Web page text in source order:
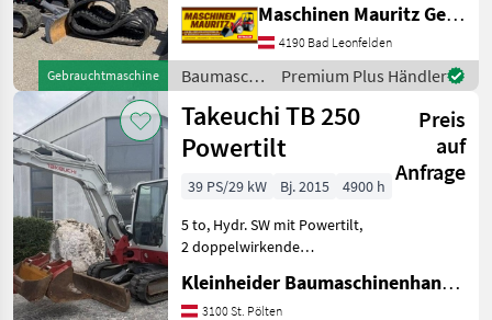
KATEGORIE
WÄHLEN
Bautechnik
10
MARKTPLATZ
Marktplatz Händlerangebote Kleinanzeigen
Gebrauchtmaschine
Schnellwechsler, 1x
Grabenräumlöffel neu, 1x
Tieflöffel, 2x DW
Hydraulikkreis vorne pro
Maschinen Mauritz GesmbH
4190 Bad Leonfelden
Baumaschinen
/ Takeuchi
Premium Plus Händler
Takeuchi TB 250
Powertilt
Preis
auf
Anfrage
39 PS/29 kW Bj. 2015
4900 h
5 to, Hydr. SW mit Powertilt,
2 doppelwirkende
Baumaschinen Minibagger
Kleinheider Baumaschinenhandel GmbH.
3100 St. Pölten